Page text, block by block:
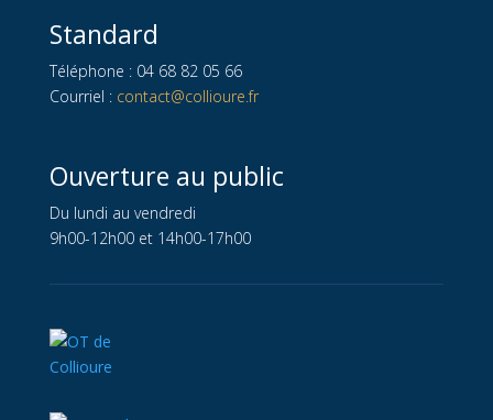
Standard
Téléphone : 04 68 82 05 66
Courriel : contact@collioure.fr
Ouverture au public
Du lundi au vendredi
9h00-12h00 et 14h00-17h00